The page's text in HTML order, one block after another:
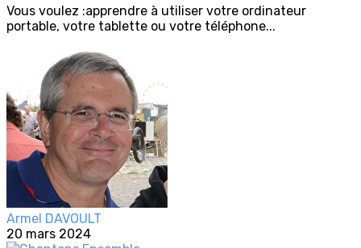
Vous voulez :apprendre à utiliser votre ordinateur
portable, votre tablette ou votre téléphone...
Armel DAVOULT
20 mars 2024